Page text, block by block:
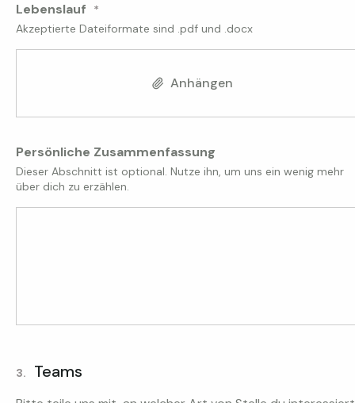
Lebenslauf
Akzeptierte Dateiformate sind .pdf und .docx
Anhängen
Persönliche Zusammenfassung
Dieser Abschnitt ist optional. Nutze ihn, um uns ein wenig mehr
über dich zu erzählen.
3. Teams